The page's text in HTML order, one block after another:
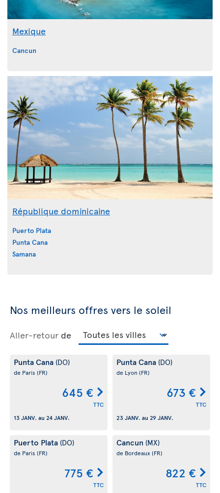
Mexique
Cancun
République dominicaine
Puerto Plata
Punta Cana
Samana
Nos meilleurs offres vers le soleil
Aller-retour de
Punta Cana (DO)
de Paris (FR)
645 €
TTC
13 JANV. au 24 JANV.
Punta Cana (DO)
de Lyon (FR)
673 €
TTC
23 JANV. au 29 JANV.
Puerto Plata (DO)
de Paris (FR)
775 €
TTC
Cancun (MX)
de Bordeaux (FR)
822 €
TTC